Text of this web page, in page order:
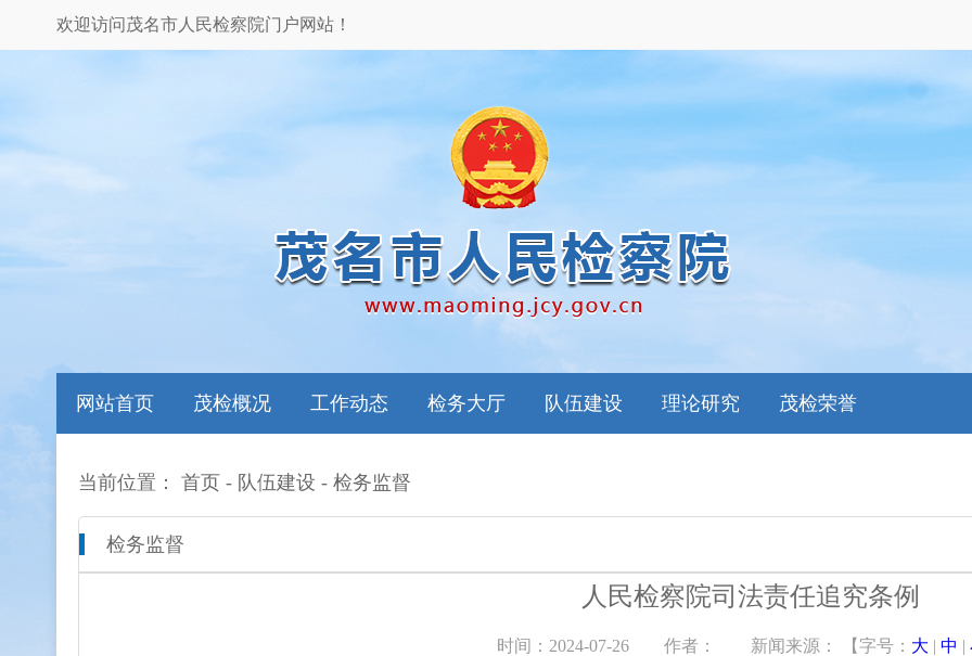
欢迎访问茂名市人民检察院门户网站！
网站首页 茂检概况
本院领导
工作动态
图片新闻
检务大厅 队伍建设
检务监督
理论研究
以案说法
茂检荣誉
当前位置： 首页 - 队伍建设 - 检务监督
检务监督
人民检察院司法责任追究条例
时间：2024-07-26 作者： 新闻来源： 【字号： 大 | 中 |